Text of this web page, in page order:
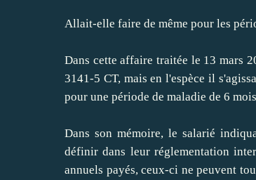
Allait-elle faire de même pour les
Dans cette affaire traitée le 13 mars
3141-5 CT, mais en l'espèce il
pour une période de maladie de 6
Dans son mémoire, le salarié
définir dans leur réglementation
annuels payés, ceux-ci ne peuvent